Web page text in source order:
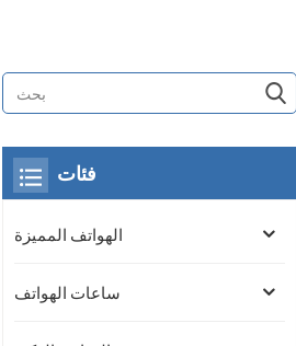
فئات
الهواتف المميزة
ساعات الهواتف